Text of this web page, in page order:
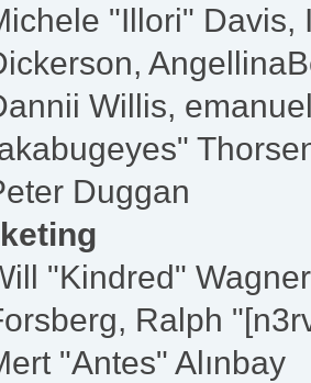
"Illori" Davis,
Willis,
Duggan
"Kindred"
Ralph
"Antes" Alınbay